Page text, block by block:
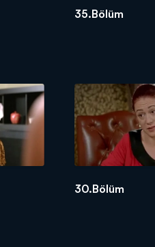
35.Bölüm
30.Bölüm